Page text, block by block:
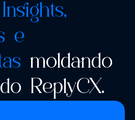
Insights,
e
moldando
ReplyCX.